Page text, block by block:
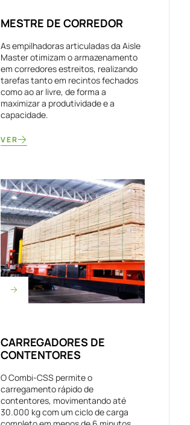
MESTRE DE CORREDOR
As empilhadoras articuladas da Aisle
Master otimizam o armazenamento
em corredores estreitos, realizando
tarefas tanto em recintos fechados
como ao ar livre, de forma a
maximizar a produtividade e a
capacidade.
VER
CARREGADORES DE
CONTENTORES
O Combi-CSS permite o
carregamento rápido de
contentores, movimentando até
30.000 kg com um ciclo de carga